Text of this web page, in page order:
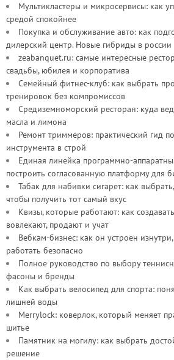
Мультикластеры и микросервисы: как
средой спокойнее
Покупка и обслуживание авто: как
дилерский центр. Новые гибриды в россии
zeabanquet.ru: самые интересные
свадьбы, юбилея и корпоратива
Семейный фитнес-клуб: как выбрать
тренировок без компромиссов
Средиземноморский ресторан: куда
масла и лимона
Ремонт триммеров: практический гид
инструмента в строй
Единая линейка программно-
построить согласованную платформу для
Табак для набивки сигарет: как
чтобы получить тот самый вкус
Квизы, которые работают: как
вовлекают, продают и учат
Вебкам-бизнес: как он устроен
работать безопасно
Полное руководство по выбору
фасоны и бренды
Как выбрать велосипед для спорта:
лишней воды
Merrylock: коверлок, который меняет
шитье
Памятник на могилу: как выбрать
решение